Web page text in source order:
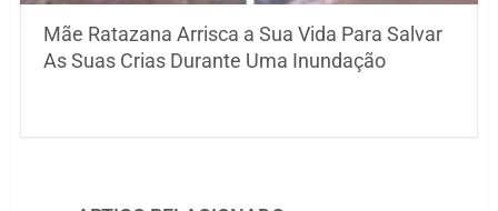
Mãe Ratazana Arrisca a Sua Vida Para Salvar
As Suas Crias Durante Uma Inundação